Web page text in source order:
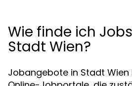
Wie finde ich
Stadt Wien?
Jobangebote in Stadt Wien